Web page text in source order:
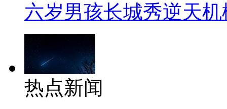
六岁男孩长城秀逆天机
热点新闻